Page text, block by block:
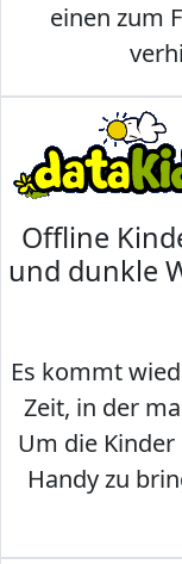
einen zum
Offline
und dunkle
Es kommt
Zeit, in der
Um die
Handy zu